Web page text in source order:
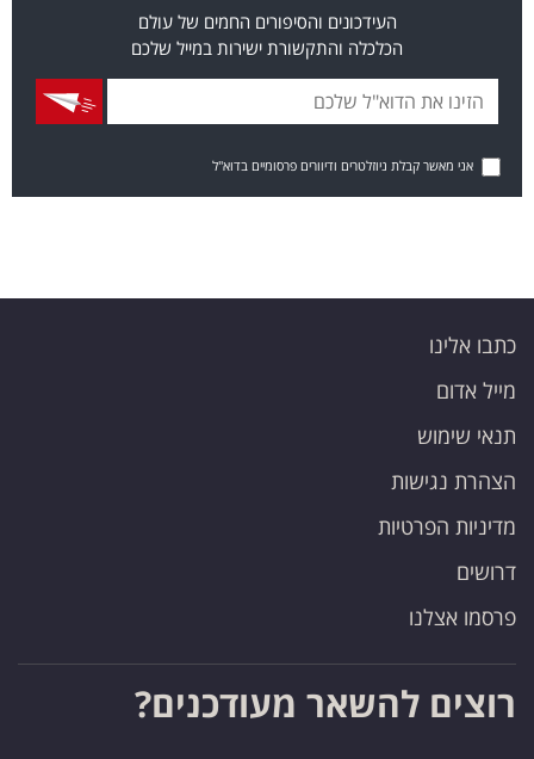
העידכונים והסיפורים החמים של עולם
הכלכלה והתקשורת ישירות במייל שלכם
אני מאשר קבלת ניוזלטרים ודיוורים פרסומיים בדוא"ל
כתבו אלינו
מייל אדום
תנאי שימוש
הצהרת נגישות
מדיניות הפרטיות
דרושים
פרסמו אצלנו
רוצים להשאר מעודכנים?